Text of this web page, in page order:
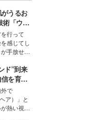
うるお
術「ウォ
グスキ
ンケア
行って
感じてし
手放せな
える可能
Water
ターキャ
水肌）」
。
ド”到来
を育む
？
で
ア）」と
熱い視線